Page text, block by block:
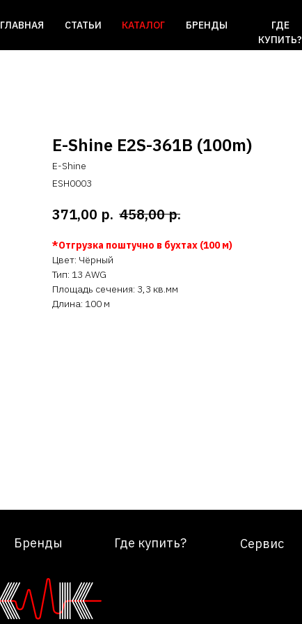
ГЛАВНАЯ СТАТЬИ КАТАЛОГ БРЕНДЫ
ГДЕ
КУПИТЬ?
E-Shine E2S-361B (100m)
E-Shine
ESH0003
371,00 р. 458,00 р.
*Отгрузка поштучно в бухтах (100 м)
Цвет: Чёрный
Тип: 13 AWG
Площадь сечения: 3,3 кв.мм
Длина: 100 м
Сервис
Где купить?
Бренды